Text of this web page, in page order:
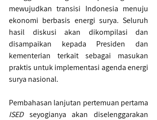
mewujudkan transisi Indonesia menuju
ekonomi berbasis energi surya. Seluruh
hasil diskusi akan dikompilasi dan
disampaikan kepada Presiden dan
kementerian terkait sebagai masukan
praktis untuk implementasi agenda energi
surya nasional.
ISED seyogianya akan diselenggarakan